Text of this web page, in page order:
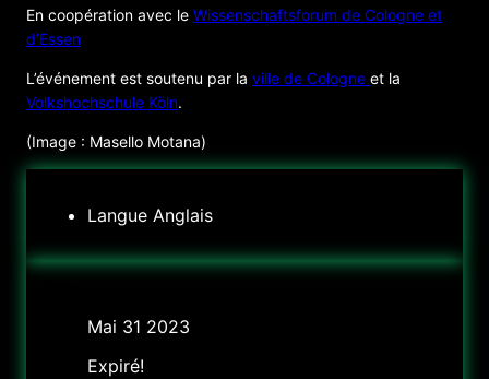
En coopération avec le Wissenschaftsforum de Cologne et
d’Essen
L’événement est soutenu par la ville de Cologne et la
Volkshochschule Köln.
(Image : Masello Motana)
Langue Anglais
Mai 31 2023
Expiré!